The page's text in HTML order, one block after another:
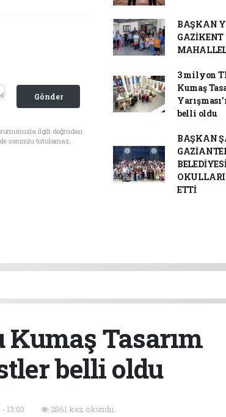
Gönder
ilgili doğrudan
sorumlu tutulamaz.
BAŞKAN
GAZİKENT
3 milyon
Kumaş
belli oldu
BAŞKAN
ETTİ
Tasarım
belli oldu
13:03 2861 kez okundu.